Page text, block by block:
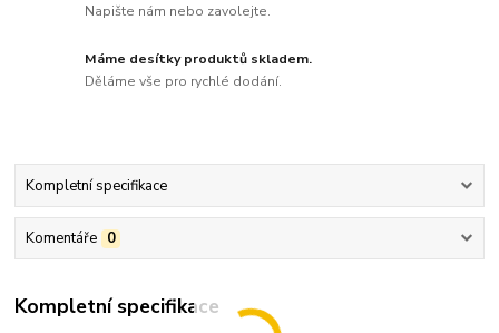
Napište nám nebo zavolejte.
Máme desítky produktů skladem.
Děláme vše pro rychlé dodání.
Kompletní specifikace
Komentáře 0
Kompletní specifikace